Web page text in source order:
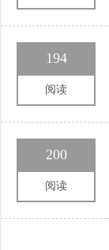
194
阅读
200
阅读